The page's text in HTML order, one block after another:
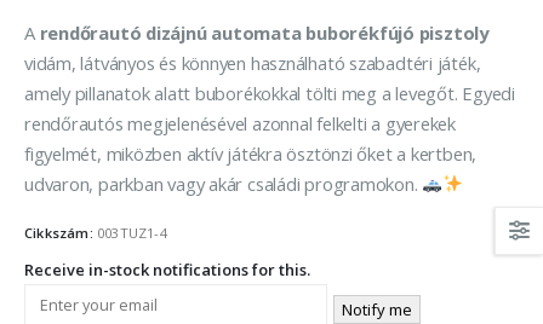
A rendőrautó dizájnú automata buborékfújó pisztoly
vidám, látványos és könnyen használható szabadtéri játék,
amely pillanatok alatt buborékokkal tölti meg a levegőt. Egyedi
rendőrautós megjelenésével azonnal felkelti a gyerekek
figyelmét, miközben aktív játékra ösztönzi őket a kertben,
udvaron, parkban vagy akár családi programokon.
Cikkszám: 003TUZ1-4
Receive in-stock notifications for this.
Notify me